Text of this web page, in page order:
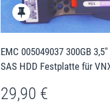
EMC 005049037 300GB
SAS HDD Festplatte für
29,90 €